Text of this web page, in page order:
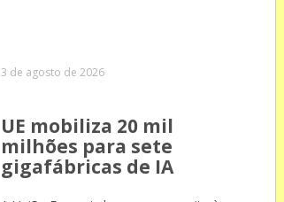
3 de agosto de 2026
UE mobiliza 20 mil
milhões para sete
gigafábricas de IA